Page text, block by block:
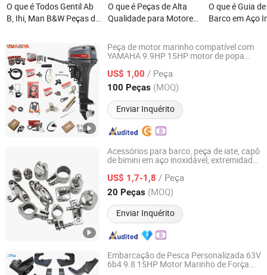
O que é Todos Gentil Ab
B, Ihi, Man B&W Peças de
Motor Marinho TPS52/
TPS48 /Vtr160-
Vtr564/Nr20 /Na48 etc
O que é Peças de Alta
Qualidade para Motores
Wartsila 9L20 Bico
167020 Peças para
O que é Guia
Barco em Aço
280mm
316 Chock de
Peça de motor marinho compatível com
YAMAHA 9.9HP 15HP motor de popa
US$ 1,00 / Peça
100 Peças (MOQ)
Enviar Inquérito
Changzhou Yamaboya Machinery Co., Ltd.
Jiangsu, China Desde 2024
Acessórios para barco, peça de iate, capô
de bimini em aço inoxidável, extremidade
US$ 1,7-1,8 / Peça
20 Peças (MOQ)
Enviar Inquérito
Shenxian Shenghui Stainless Co., Ltd.
Shandong, China Desde 2023
Embarcação de Pesca Personalizada 63V
6b4 9.8 15HP Motor Marinho de Força
Ningbo Dofan Machinery Technology Co., Ltd.